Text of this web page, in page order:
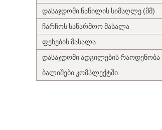
დასაჯდომი ნაწილის სიმაღლე (მმ)
ჩარჩოს საწარმოო მასალა
ფეხების მასალა
დასაჯდომი ადგილების რაოდენობა
ბალიშები კომპლექტში